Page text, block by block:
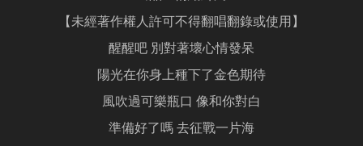
【未經著作權人許可不得翻唱翻錄或使用】
醒醒吧 別對著壞心情發呆
陽光在你身上種下了金色期待
風吹過可樂瓶口 像和你對白
準備好了嗎 去征戰一片海